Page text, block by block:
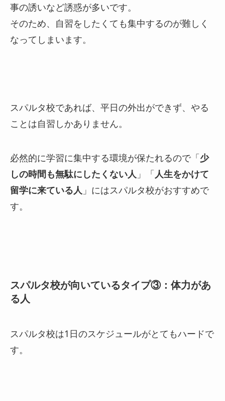
事の誘いなど誘惑が多いです。
そのため、自習をしたくても集中するのが難しく
なってしまいます。
スパルタ校であれば、平日の外出ができず、やる
ことは自習しかありません。
必然的に学習に集中する環境が保たれるので「少
しの時間も無駄にしたくない人 」「人生をかけて
留学に来ている人 」にはスパルタ校がおすすめで
す。
スパルタ校が向いているタイプ③：体力があ
る人
スパルタ校は1日のスケジュールがとてもハードで
す。